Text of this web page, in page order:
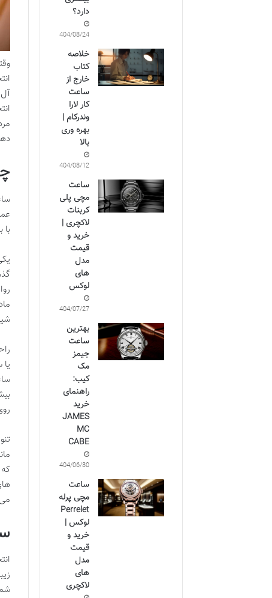
دارد؟
1404/08/24
خلاصه
کتاب
خارج از
ساعت
کار لارا
وندرکام |
بهره وری
بالا
1404/08/12
ساعت
مچی پلی
کربنات
لاکچری |
خرید و
قیمت
مدل
های
لوکس
1404/07/27
بهترین
ساعت
جیمز
مک
کیب:
راهنمای
خرید
JAMES
MC
CABE
1404/06/30
ساعت
مچی پرله
Perrelet
لوکس |
خرید و
قیمت
مدل
های
لاکچری